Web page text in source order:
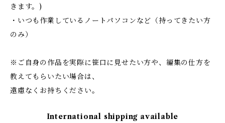
きます。)
・いつも作業しているノートパソコンなど（持ってきたい方
のみ）
※ご自身の作品を実際に笹口に見せたい方や、編集の仕方を
教えてもらいたい場合は、
遠慮なくお持ちください。
International shipping available